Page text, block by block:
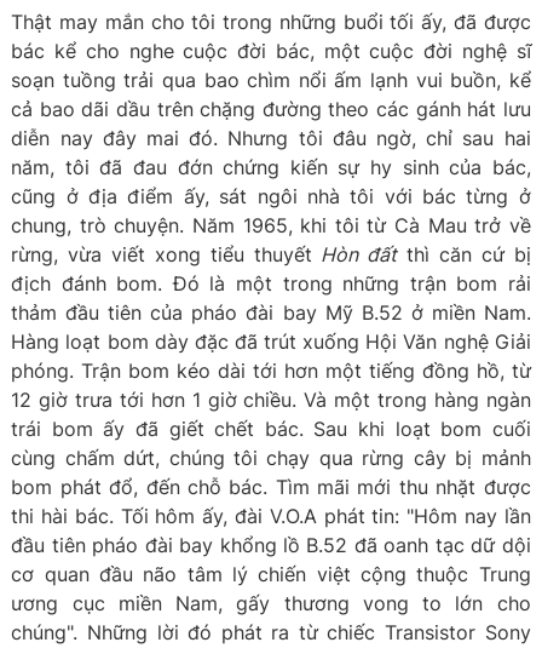
Thật may mắn cho tôi trong những buổi tối ấy, đã được
bác kể cho nghe cuộc đời bác, một cuộc đời nghệ sĩ
soạn tuồng trải qua bao chìm nổi ấm lạnh vui buồn, kể
cả bao dãi dầu trên chặng đường theo các gánh hát lưu
diễn nay đây mai đó. Nhưng tôi đâu ngờ, chỉ sau hai
năm, tôi đã đau đớn chứng kiến sự hy sinh của bác,
cũng ở địa điểm ấy, sát ngôi nhà tôi với bác từng ở
chung, trò chuyện. Năm 1965, khi tôi từ Cà Mau trở về
rừng, vừa viết xong tiểu thuyết Hòn đấtthì căn cứ bị
địch đánh bom. Đó là một trong những trận bom rải
thảm đầu tiên của pháo đài bay Mỹ B.52 ở miền Nam.
Hàng loạt bom dày đặc đã trút xuống Hội Văn nghệ Giải
phóng. Trận bom kéo dài tới hơn một tiếng đồng hồ, từ
12 giờ trưa tới hơn 1 giờ chiều. Và một trong hàng ngàn
trái bom ấy đã giết chết bác. Sau khi loạt bom cuối
cùng chấm dứt, chúng tôi chạy qua rừng cây bị mảnh
bom phát đổ, đến chỗ bác. Tìm mãi mới thu nhặt được
thi hài bác. Tối hôm ấy, đài V.O.A phát tin: "Hôm nay lần
đầu tiên pháo đài bay khổng lồ B.52 đã oanh tạc dữ dội
cơ quan đầu não tâm lý chiến việt cộng thuộc Trung
ương cục miền Nam, gấy thương vong to lớn cho
chúng". Những lời đó phát ra từ chiếc Transistor Sony